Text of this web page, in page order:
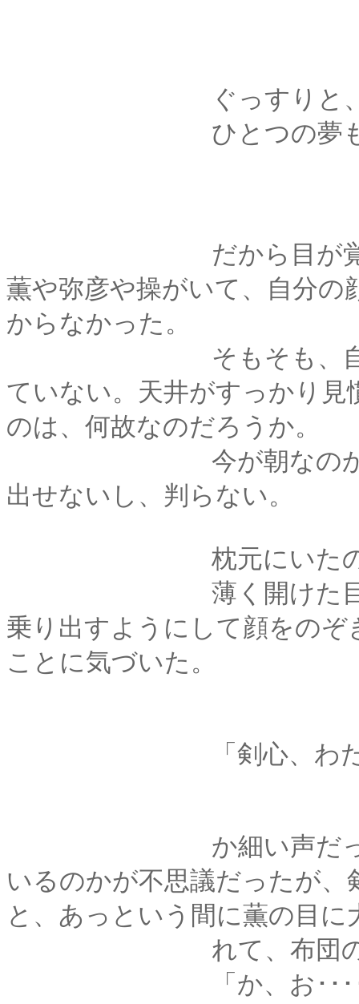
ぐっすりと、泥
ひとつの夢も見ずに
だから目が覚めたと
薫や弥彦や操がいて、自分
からなかった。
そもそも、自分はい
ていない。天井がすっかり
のは、何故なのだろうか。
今が朝なのか昼なの
出せないし、判らない。
枕元にいたのは
薄く開けた目でぼん
乗り出すようにして顔をの
ことに気づいた。
「剣心、わたしが
か細い声だった。何
いるのかが不思議だったが
と、あっという間に薫の目に
れて、布団の上に
「か、お･････